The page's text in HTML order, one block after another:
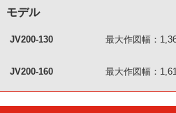
モデル
JV200-130 最大作図幅：
JV200-160 最大作図幅：